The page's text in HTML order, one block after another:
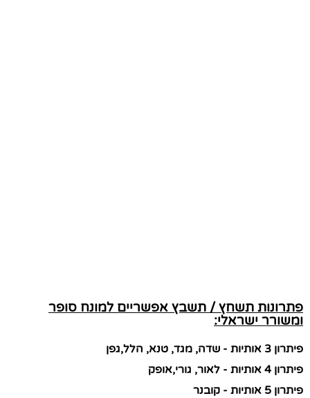
פתרונות תשחץ / תשבץ אפשריים למונח סופר
ומשורר ישראלי:
פיתרון 3 אותיות - שדה, מגד, טנא, הלל,גפן
פיתרון 4 אותיות - לאור, גורי,אופק
פיתרון 5 אותיות - קובנר